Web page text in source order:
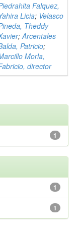
Falquez,
Licia; Velasco
Theddy
;Arcentales
Patricio;
Morla,
director
1
1
1